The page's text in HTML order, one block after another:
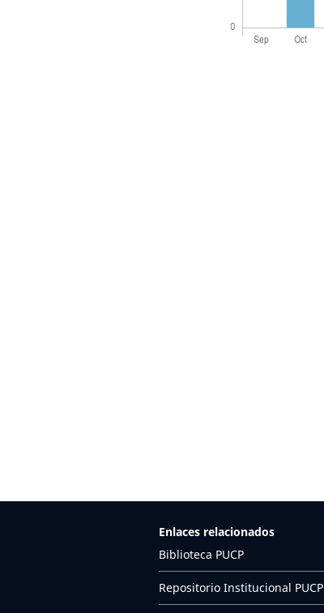
Enlaces relacionados
Biblioteca PUCP
Repositorio Institucional PUCP